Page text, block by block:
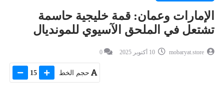
الإمارات وعمان: قمة خليجية حاسمة
تشتعل في الملحق الآسيوي للمونديال
mobaryat.store
0
حجم الخط 15